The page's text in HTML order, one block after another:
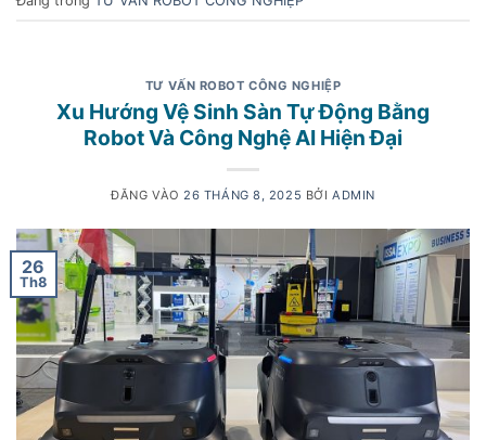
TƯ VẤN ROBOT CÔNG NGHIỆP
Xu Hướng Vệ Sinh Sàn Tự Động Bằng
Robot Và Công Nghệ AI Hiện Đại
ĐĂNG VÀO26 THÁNG 8, 2025 BỞI ADMIN
26
Th8